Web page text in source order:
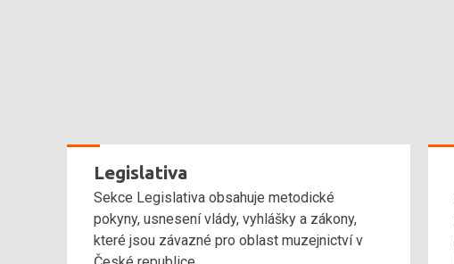
Legislativa
Sekce Legislativa obsahuje metodické
pokyny, usnesení vlády, vyhlášky a zákony,
které jsou závazné pro oblast muzejnictví v